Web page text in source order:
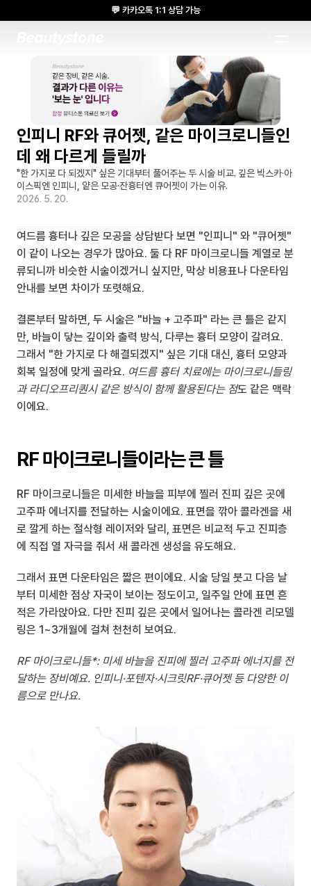
인피니 RF와 큐어젯, 같은 마이크로니들인
데 왜 다르게 들릴까
"한 가지로 다 되겠지" 싶은 기대부터 풀어주는 두 시술 비교. 깊은 박스카·아
이스픽엔 인피니, 얕은 모공·잔흉터엔 큐어젯이 가는 이유.
2026. 5. 20.
여드름 흉터나 깊은 모공을 상담받다 보면 "인피니" 와 "큐어젯"
이 같이 나오는 경우가 많아요. 둘 다 RF 마이크로니들 계열로 분
류되니까 비슷한 시술이겠거니 싶지만, 막상 비용표나 다운타임
안내를 보면 차이가 또렷해요.
결론부터 말하면, 두 시술은 "바늘 + 고주파" 라는 큰 틀은 같지
만, 바늘이 닿는 깊이와 출력 방식, 다루는 흉터 모양이 갈려요.
그래서 "한 가지로 다 해결되겠지" 싶은 기대 대신, 흉터 모양과
회복 일정에 맞게 골라요. 여드름 흉터 치료에는 마이크로니들링
과 라디오프리퀀시 같은 방식이 함께 활용된다는 점도 같은 맥락
이에요.
RF 마이크로니들이라는 큰 틀
RF 마이크로니들은 미세한 바늘을 피부에 찔러 진피 깊은 곳에
고주파 에너지를 전달하는 시술이에요. 표면을 깎아 콜라겐을 새
로 깔게 하는 절삭형 레이저와 달리, 표면은 비교적 두고 진피층
에 직접 열 자극을 줘서 새 콜라겐 생성을 유도해요.
그래서 표면 다운타임은 짧은 편이에요. 시술 당일 붓고 다음 날
부터 미세한 점상 자국이 보이는 정도이고, 일주일 안에 표면 흔
적은 가라앉아요. 다만 진피 깊은 곳에서 일어나는 콜라겐 리모델
링은 1~3개월에 걸쳐 천천히 보여요.
RF 마이크로니들*: 미세 바늘을 진피에 찔러 고주파 에너지를 전
달하는 장비예요. 인피니·포텐자·시크릿RF·큐어젯 등 다양한 이
름으로 만나요.
💬 카카오톡 1:1 상담 가능
🌸 뷰티스톤의원 메디톡스 방콕 Cadaver workshop 참석 🌸